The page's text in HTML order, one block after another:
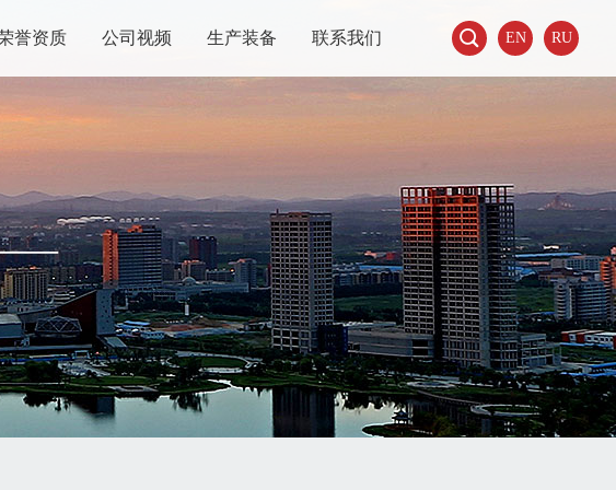
誉资质 公司视频 生产装备 联系我们  EN RU